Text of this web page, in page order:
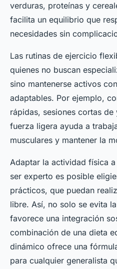
verduras, proteínas y
facilita un equilibrio que
necesidades sin
Las rutinas de ejercicio
quienes no buscan
sino mantenerse activos
adaptables. Por ejemplo,
rápidas, sesiones cortas
fuerza ligera ayuda a
musculares y mantener la
Adaptar la actividad física
ser experto es posible
prácticos, que puedan
libre. Así, no solo se evita
favorece una integración
combinación de una dieta
dinámico ofrece una
para cualquier generalista